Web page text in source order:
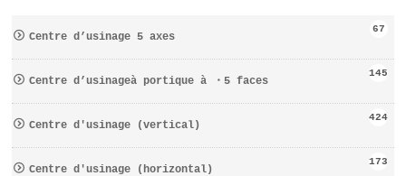
Centre d’usinage 5 axes
67
Centre d’usinageà portique à ・5 faces
145
Centre d′usinage (vertical)
424
Centre d′usinage (horizontal)
173